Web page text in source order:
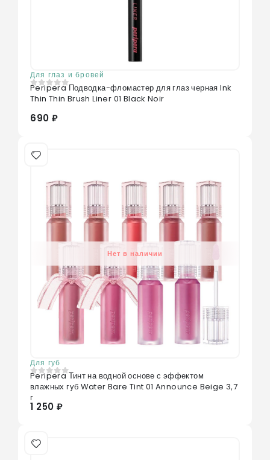
Для глаз и бровей
0 из 5
Peripera Подводка-фломастер для глаз черная Ink
Thin Thin Brush Liner 01 Black Noir
690 ₽
Нет в наличии
Для губ
0 из 5
Peripera Тинт на водной основе с эффектом
влажных губ Water Bare Tint 01 Announce Beige 3,7
г
1 250 ₽